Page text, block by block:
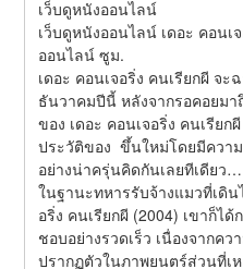
เว็บดูหนังออนไลน์
เว็บดูหนังออนไลน์ เดอะ คอนเ
ออนไลน์ ซูม.
เดอะ คอนเจอริ่ง คนเรียกผี จ
ธันวาคมปีนี้ หลังจากรอคอยม
ของ เดอะ คอนเจอริ่ง คนเรีย
ประวัติของ  ขึ้นใหม่โดยมีควา
อย่างน่าครุ่นคิดกันเลยทีเดียว
ในฐานะทหารรับจ้างแมวที่เดิ
อริ่ง คนเรียกผี (2004) เขาก็ไ
ชอบอย่างรวดเร็ว เนื่องจากค
ปรากฏตัวในภาพยนตร์ส่วนที่เ